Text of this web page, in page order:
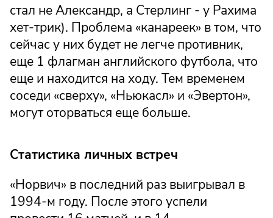
стал не Александр, а Стерлинг - у Рахима
хет-трик). Проблема «канареек» в том, что
сейчас у них будет не легче противник,
еще 1 флагман английского футбола, что
еще и находится на ходу. Тем временем
соседи «сверху», «Ньюкасл» и «Эвертон»,
могут оторваться еще больше.
Статистика личных встреч
«Норвич» в последний раз выигрывал в
1994-м году. После этого успели